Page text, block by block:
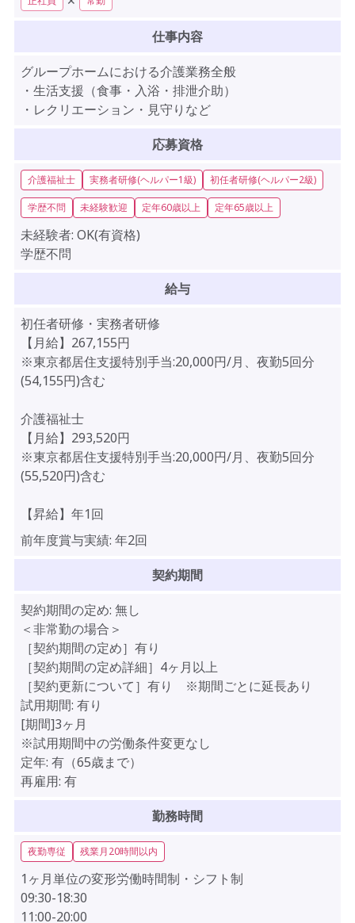
仕事内容
グループホームにおける介護業務全般
・生活支援（食事・入浴・排泄介助）
・レクリエーション・見守りなど
応募資格
介護福祉士 実務者研修(ヘルパー1級) 初任者研修(ヘルパー2級)
学歴不問 未経験歓迎 定年60歳以上 定年65歳以上
未経験者: OK(有資格)
学歴不問
給与
初任者研修・実務者研修
【月給】267,155円
※東京都居住支援特別手当:20,000円/月、夜勤5回分
(54,155円)含む
介護福祉士
【月給】293,520円
※東京都居住支援特別手当:20,000円/月、夜勤5回分
(55,520円)含む
【昇給】年1回
前年度賞与実績: 年2回
契約期間
契約期間の定め: 無し
＜非常勤の場合＞
［契約期間の定め］有り
［契約期間の定め詳細］4ヶ月以上
［契約更新について］有り ※期間ごとに延長あり
試用期間: 有り
[期間]3ヶ月
※試用期間中の労働条件変更なし
定年: 有（65歳まで）
再雇用: 有
勤務時間
夜勤専従 残業月20時間以内
1ヶ月単位の変形労働時間制・シフト制
09:30-18:30
11:00-20:00